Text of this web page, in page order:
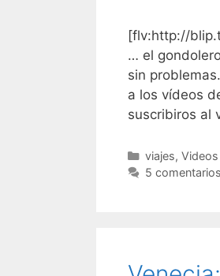
[flv:http://
… el
sin
a los vídeos
suscribiros al
Categorías
viajes,
5 comentarios